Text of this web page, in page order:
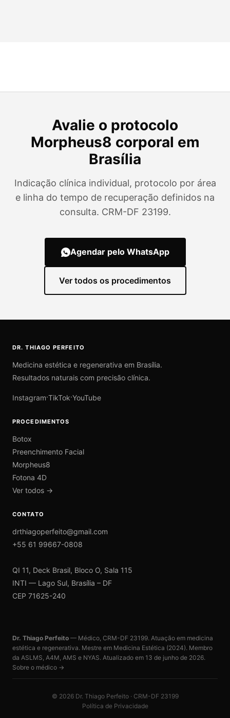
Avalie o protocolo
Morpheus8 corporal em
Brasília
Indicação clínica individual, protocolo por área
e linha do tempo de recuperação definidos na
consulta. CRM-DF 23199.
Agendar pelo WhatsApp
Ver todos os procedimentos
DR. THIAGO PERFEITO
Medicina estética e regenerativa em Brasília.
Resultados naturais com precisão clínica.
Instagram·TikTok·YouTube
PROCEDIMENTOS
Botox
Preenchimento Facial
Morpheus8
Fotona 4D
Ver todos →
CONTATO
drthiagoperfeito@gmail.com
+55 61 99667-0808
QI 11, Deck Brasil, Bloco O, Sala 115
INTI — Lago Sul, Brasília – DF
CEP 71625-240
Dr. Thiago Perfeito — Médico, CRM-DF 23199. Atuação em medicina
estética e regenerativa. Mestre em Medicina Estética (2024). Membro
da ASLMS, A4M, AMS e NYAS. Atualizado em 13 de junho de 2026.
Sobre o médico →
© 2026Dr. Thiago Perfeito · CRM-DF 23199
Política de Privacidade